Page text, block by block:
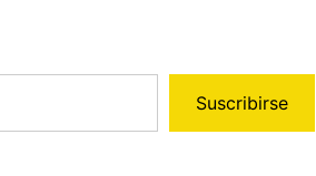
Suscribirse